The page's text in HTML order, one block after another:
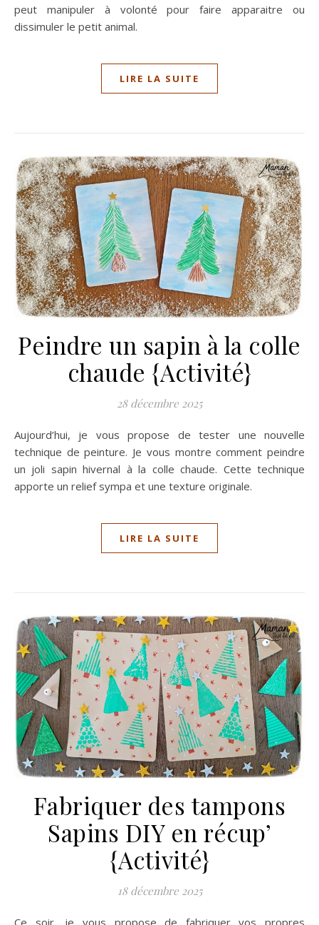
peut manipuler à volonté pour faire apparaitre ou
dissimuler le petit animal.
LIRE LA SUITE
Peindre un sapin à la colle
chaude {Activité}
28 décembre 2025
Aujourd’hui, je vous propose de tester une nouvelle
technique de peinture. Je vous montre comment peindre
un joli sapin hivernal à la colle chaude. Cette technique
apporte un relief sympa et une texture originale.
LIRE LA SUITE
Fabriquer des tampons
Sapins DIY en récup’
{Activité}
18 décembre 2025
Ce soir, je vous propose de fabriquer vos propres